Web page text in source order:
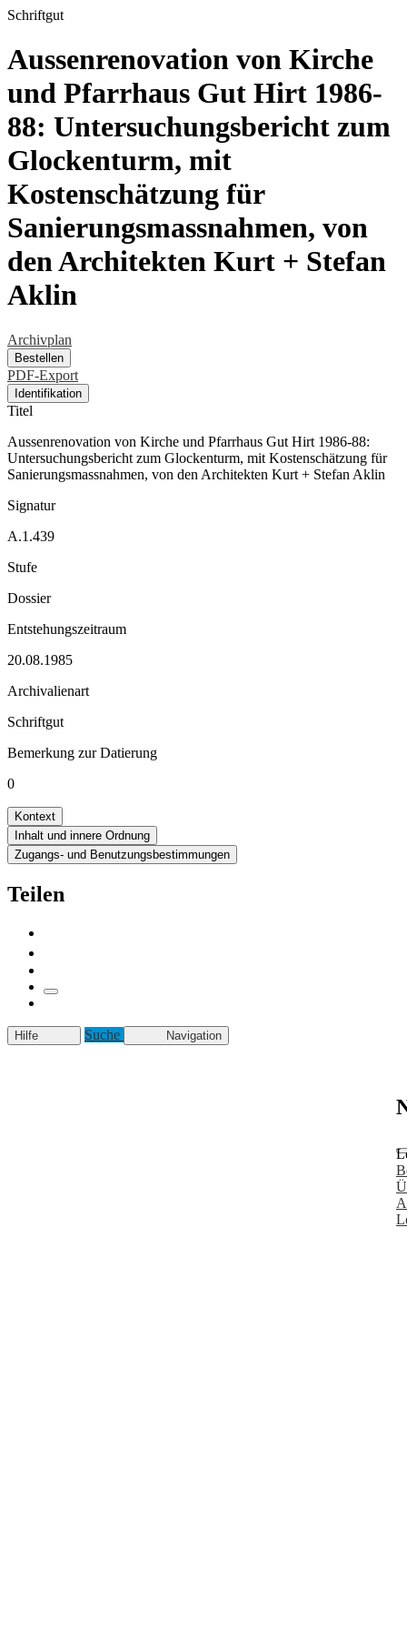
Schriftgut
Aussenrenovation von Kirche
und Pfarrhaus Gut Hirt 1986-
88: Untersuchungsbericht zum
Glockenturm, mit
Kostenschätzung für
Sanierungsmassnahmen, von
den Architekten Kurt + Stefan
Aklin
Archivplan
Bestellen
PDF-Export
Identifikation
Titel
Aussenrenovation von Kirche und Pfarrhaus Gut Hirt 1986-88:
Untersuchungsbericht zum Glockenturm, mit Kostenschätzung für
Sanierungsmassnahmen, von den Architekten Kurt + Stefan Aklin
Signatur
A.1.439
Stufe
Dossier
Entstehungszeitraum
20.08.1985
Archivalienart
Schriftgut
Bemerkung zur Datierung
0
Kontext
Inhalt und innere Ordnung
Zugangs- und Benutzungsbestimmungen
Teilen
Hilfe Suche Navigation